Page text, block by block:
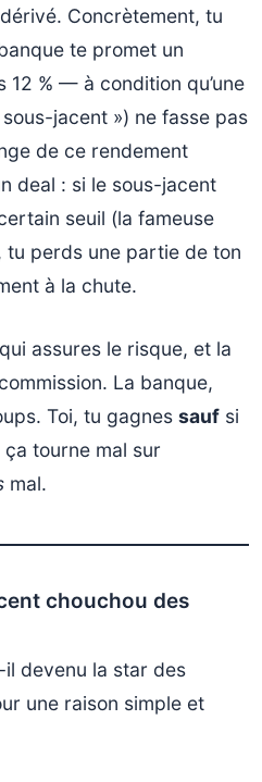
Concrètement, tu
te promet un
% — à condition qu’une
jacent ») ne fasse pas
de ce rendement
deal : si le sous-jacent
seuil (la fameuse
tu perds une partie de ton
à la chute.
assures le risque, et la
La banque,
Toi, tu gagnes sauf si
tourne mal sur
mal.
chouchou des
devenu la star des
une raison simple et